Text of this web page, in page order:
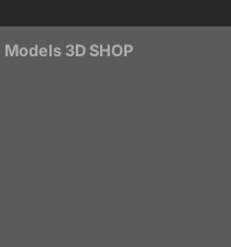
Models 3D SHOP